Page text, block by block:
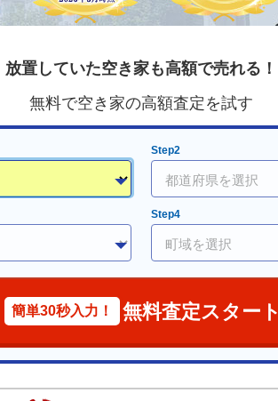
放置していた空き家も高額で売れる！
無料で空き家の高額査定を試す
Step2
Step4
簡単30秒入力！ 無料査定スタート